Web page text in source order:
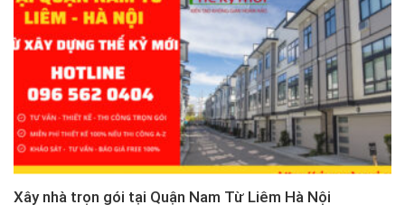
Xây nhà trọn gói tại Quận Nam Từ Liêm Hà Nội